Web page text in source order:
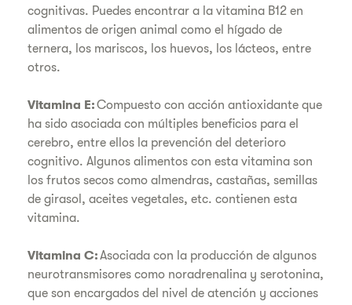
cognitivas. Puedes encontrar a la vitamina B12 en
alimentos de origen animal como el hígado de
ternera, los mariscos, los huevos, los lácteos, entre
otros.
Vitamina E:Compuesto con acción antioxidante que
ha sido asociada con múltiples beneficios para el
cerebro, entre ellos la prevención del deterioro
cognitivo. Algunos alimentos con esta vitamina son
los frutos secos como almendras, castañas, semillas
de girasol, aceites vegetales, etc. contienen esta
vitamina.
Vitamina C:Asociada con la producción de algunos
neurotransmisores como noradrenalina y serotonina,
que son encargados del nivel de atención y acciones